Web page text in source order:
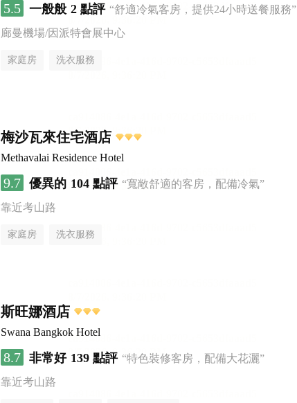
5.5 一般般 2 點評 “舒適冷氣客房，提供24小時送餐服務”
廊曼機場/因派特會展中心
家庭房 洗衣服務
梅沙瓦來住宅酒店
Methavalai Residence Hotel
9.7 優異的 104 點評 “寬敞舒適的客房，配備冷氣”
靠近考山路
家庭房 洗衣服務
斯旺娜酒店
Swana Bangkok Hotel
8.7 非常好 139 點評 “特色裝修客房，配備大花灑”
靠近考山路